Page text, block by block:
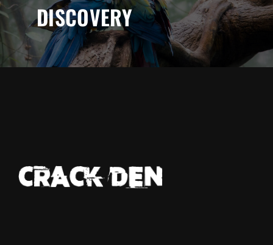
DISCOVERY